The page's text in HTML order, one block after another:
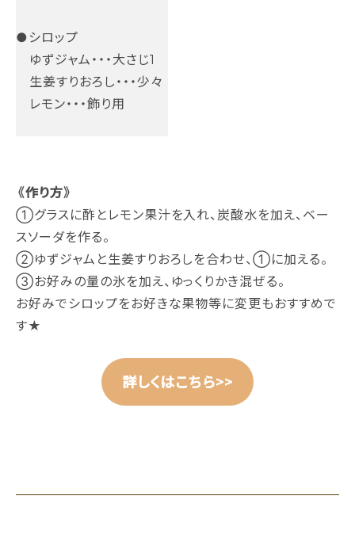
●シロップ
ゆずジャム・・・大さじ1
生姜すりおろし・・・少々
レモン・・・飾り用
《作り方》
①グラスに酢とレモン果汁を入れ、炭酸水を加え、ベー
スソーダを作る。
②ゆずジャムと生姜すりおろしを合わせ、①に加える。
③お好みの量の氷を加え、ゆっくりかき混ぜる。
お好みでシロップをお好きな果物等に変更もおすすめで
す★
詳しくはこちら>>